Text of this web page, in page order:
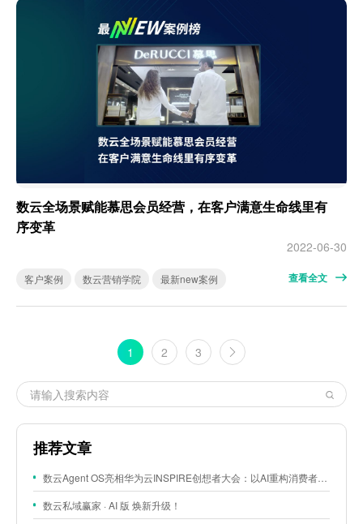
数云全场景赋能慕思会员经营，在客户满意生命线里有
序变革
2022-06-30
客户案例 数云营销学院 最新new案例 查看全文
1 2 3
推荐文章
数云Agent OS亮相华为云INSPIRE创想者大会：以AI重构消费者运营与零售营销新范式
数云私域赢家 · AI 版 焕新升级！